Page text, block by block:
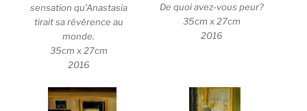
sensation qu’Anastasia
tirait sa révérence au
monde.
35cm x 27cm
2016
De quoi avez-vous peur?
35cm x 27cm
2016